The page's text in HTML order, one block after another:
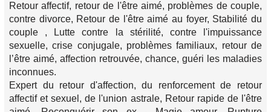
Retour affectif, retour de l'être aimé, problèmes de couple,
contre divorce, Retour de l'être aimé au foyer, Stabilité du
couple , Lutte contre la stérilité, contre l'impuissance
sexuelle, crise conjugale, problèmes familiaux, retour de
l’être aimé, affection retrouvée, chance, guéri les maladies
inconnues.
Expert du retour d'affection, du renforcement de retour
affectif et sexuel, de l'union astrale, Retour rapide de l'être